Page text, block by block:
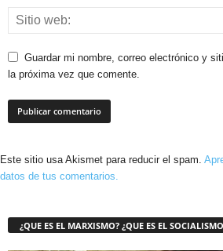
Guardar mi nombre, correo electrónico y
la próxima vez que comente.
Este sitio usa Akismet para reducir el spam.
datos de tus comentarios.
¿QUE ES EL MARXISMO? ¿QUE ES EL